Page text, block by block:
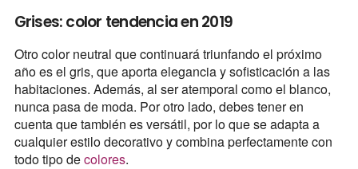
Grises: color tendencia en 2019
Otro color neutral que continuará triunfando el próximo
año es el gris, que aporta elegancia y sofisticación a las
habitaciones. Además, al ser atemporal como el blanco,
nunca pasa de moda. Por otro lado, debes tener en
cuenta que también es versátil, por lo que se adapta a
cualquier estilo decorativo y combina perfectamente con
todo tipo decolores.